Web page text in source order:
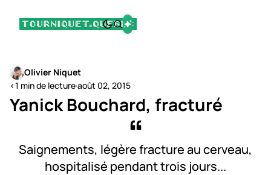
Olivier Niquet
<1 min de lecture·août 02, 2015
Yanick Bouchard, fracturé
Saignements, légère fracture au cerveau,
hospitalisé pendant trois jours...